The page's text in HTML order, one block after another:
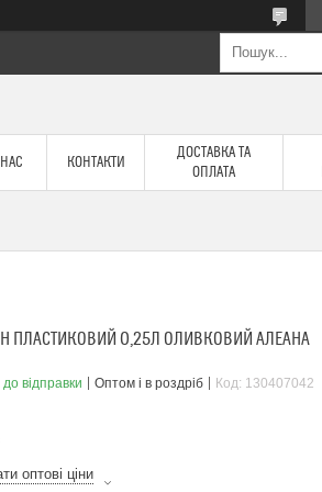
КОНТАКТИ
ДОСТАВКА ТА
ОПЛАТА
ПЛАСТИКОВИЙ 0,25Л ОЛИВКОВИЙ АЛЕАНА
до відправки Оптом і в роздріб Код: 130407042
оптові ціни